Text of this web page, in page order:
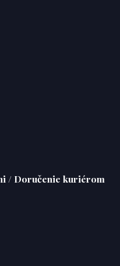
/ Doručenie kuriérom